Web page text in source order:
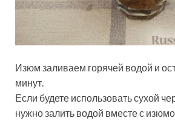
Изюм заливаем горячей водой и
минут.
Если будете использовать сухой
нужно залить водой вместе с